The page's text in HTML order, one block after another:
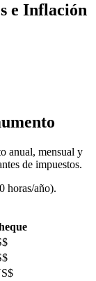
e Inflación
anual, mensual y
de impuestos.
horas/año).